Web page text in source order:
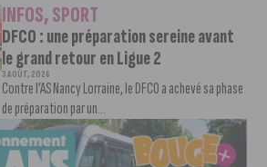
INFOS,SPORT
DFCO : une préparation sereine avant
le grand retour en Ligue 2
3 AOÛT, 2026
Contre l’AS Nancy Lorraine, le DFCO a achevé sa phase
de préparation par un...